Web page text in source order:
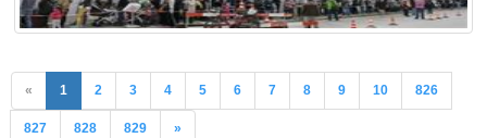
« 1 2 3 4 5 6 7 8 9 10 826
827 828 829 »